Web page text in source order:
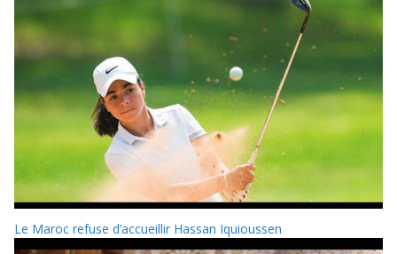
Le Maroc refuse d’accueillir Hassan Iquioussen